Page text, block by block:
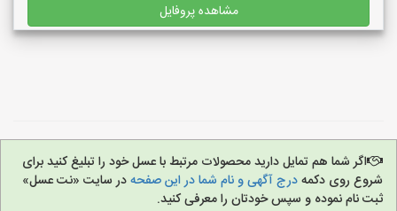
مشاهده پروفایل
اگر شما هم تمایل دارید محصولات مرتبط با عسل خود را تبلیغ کنید برای
شروع روی دکمهدرج آگهی و نام شما در این صفحهدر سایت «نت عسل»
ثبت نام نموده و سپس خودتان را معرفی کنید.